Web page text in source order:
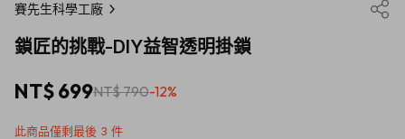
賽先生科學工廠
鎖匠的挑戰-DIY益智透明掛鎖
NT$ 699NT$ 790-12%
此商品僅剩最後 3 件